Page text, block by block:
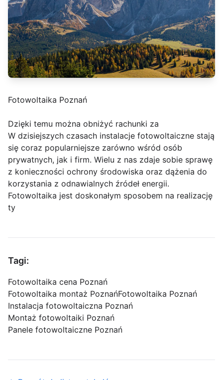
Fotowoltaika Poznań
Dzięki temu można obniżyć rachunki za
W dzisiejszych czasach instalacje fotowoltaiczne stają
się coraz popularniejsze zarówno wśród osób
prywatnych, jak i firm. Wielu z nas zdaje sobie sprawę
z konieczności ochrony środowiska oraz dążenia do
korzystania z odnawialnych źródeł energii.
Fotowoltaika jest doskonałym sposobem na realizację
ty
Tagi:
Fotowoltaika cena Poznań
Fotowoltaika montaż PoznańFotowoltaika Poznań
Instalacja fotowoltaiczna Poznań
Montaż fotowoltaiki Poznań
Panele fotowoltaiczne Poznań